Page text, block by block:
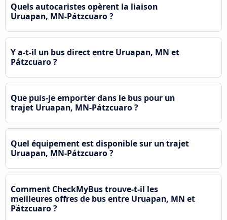
Quels autocaristes opèrent la liaison
Uruapan, MN-Pátzcuaro ?
Y a-t-il un bus direct entre Uruapan, MN et
Pátzcuaro ?
Que puis-je emporter dans le bus pour un
trajet Uruapan, MN-Pátzcuaro ?
Quel équipement est disponible sur un trajet
Uruapan, MN-Pátzcuaro ?
Comment CheckMyBus trouve-t-il les
meilleures offres de bus entre Uruapan, MN et
Pátzcuaro ?